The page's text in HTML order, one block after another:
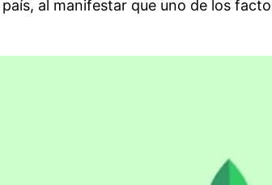
al manifestar que uno de los